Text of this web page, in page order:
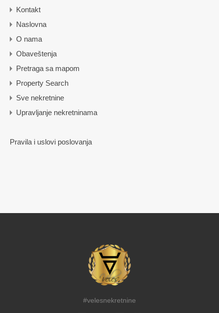
Kontakt
Naslovna
O nama
Obaveštenja
Pretraga sa mapom
Property Search
Sve nekretnine
Upravljanje nekretninama
Pravila i uslovi poslovanja
#velesnekretnine